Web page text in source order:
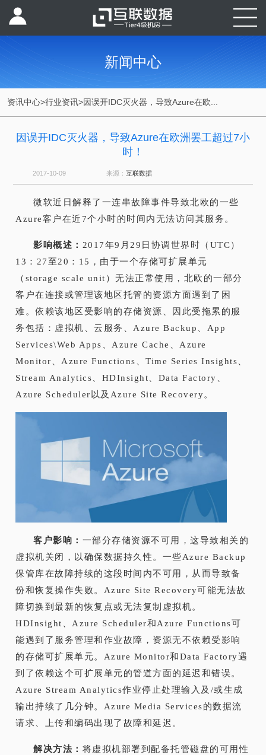
新闻中心
资讯中心>行业资讯>因误开IDC灭火器，导致Azure在欧...
因误开IDC灭火器，导致Azure在欧洲罢工超过7小
时！
2017-10-09 来源： 互联数据
微软近日解释了一连串故障事件导致北欧的一些
Azure客户在近7个小时的时间内无法访问其服务。
影响概述： 2017年9月29日协调世界时（UTC）
13：27至20：15，由于一个存储可扩展单元
（storage scale unit）无法正常使用，北欧的一部分
客户在连接或管理该地区托管的资源方面遇到了困
难。依赖该地区受影响的存储资源、因此受拖累的服
务包括：虚拟机、云服务、Azure Backup、App
Services\Web Apps、Azure Cache、Azure
Monitor、Azure Functions、Time Series Insights、
Stream Analytics、HDInsight、Data Factory、
Azure Scheduler以及Azure Site Recovery。
客户影响： 一部分存储资源不可用，这导致相关的
虚拟机关闭，以确保数据持久性。一些Azure Backup
保管库在故障持续的这段时间内不可用，从而导致备
份和恢复操作失败。Azure Site Recovery可能无法故
障切换到最新的恢复点或无法复制虚拟机。
HDInsight、Azure Scheduler和Azure Functions可
能遇到了服务管理和作业故障，资源无不依赖受影响
的存储可扩展单元。Azure Monitor和Data Factory遇
到了依赖这个可扩展单元的管道方面的延迟和错误。
Azure Stream Analytics作业停止处理输入及/或生成
输出持续了几分钟。Azure Media Services的数据流
请求、上传和编码出现了故障和延迟。
解决方法： 将虚拟机部署到配备托管磁盘的可用性